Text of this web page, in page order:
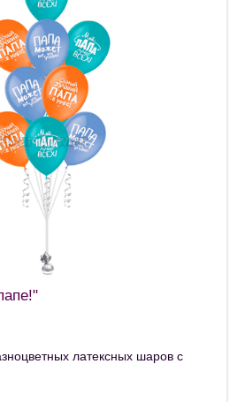
латексных шаров с